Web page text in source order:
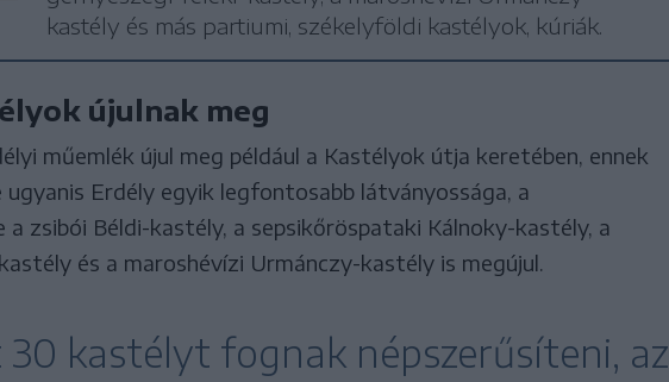
kastély és más partiumi, székelyföldi kastélyok, kúriák.
újulnak meg
műemlék újul meg például a Kastélyok útja keretében, ennek
Erdély egyik legfontosabb látványossága, a
a zsibói Béldi-kastély, a sepsikőröspataki Kálnoky-kastély, a
és a maroshévízi Urmánczy-kastély is megújul.
30 kastélyt fognak népszerűsíteni, az